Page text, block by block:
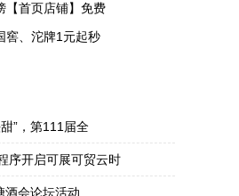
【首页店铺】免费
窖、沱牌1元起秒
”，第111届全
序开启可展可贸云时
酒会论坛活动